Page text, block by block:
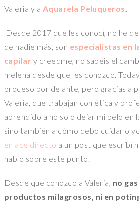
Valeria y a Aquarela Peluqueros
Desde 2017 que les conocí, no he
de nadie más, son especialistas en
capilar y creedme, no sabéis el
melena desde que les conozco.
proceso por delante, pero gracias a
Valeria, que trabajan con ética y
aprendido a no solo dejar mi pelo en
sino también a cómo debo cuidarlo
enlace directo a un post que escribí
hablo sobre este punto.
Desde que conozco a Valeria, no
productos milagrosos, ni en